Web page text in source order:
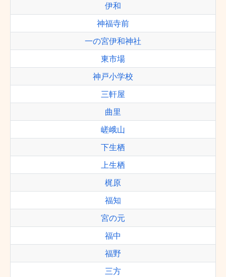
伊和
神福寺前
一の宮伊和神社
東市場
神戸小学校
三軒屋
曲里
嵯峨山
下生栖
上生栖
梶原
福知
宮の元
福中
福野
三方